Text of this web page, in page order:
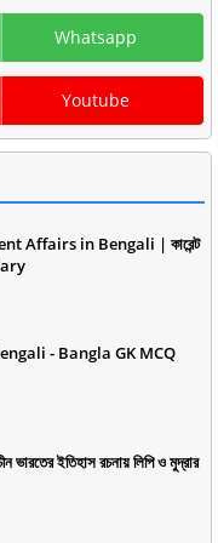
Whatsapp
Youtube
Affairs in Bengali | কারেন্ট
Bengali - Bangla GK MCQ
ভারতের ইতিহাস রচনায় লিপি ও মুদ্রার